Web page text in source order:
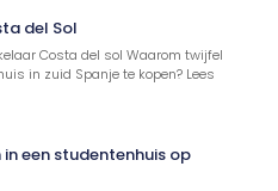
del Sol
Costa del sol Waarom twijfel
in zuid Spanje te kopen? Lees
in een studentenhuis op